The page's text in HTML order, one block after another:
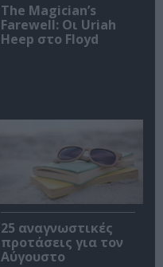
The Magician’s
Farewell: Οι Uriah
Heep στο Floyd
25 αναγνωστικές
προτάσεις για τον
Αύγουστο